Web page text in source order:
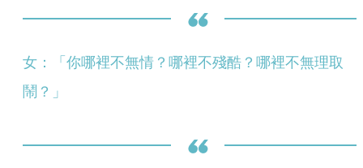
女：「你哪裡不無情？哪裡不殘酷？哪裡不無理取
鬧？」